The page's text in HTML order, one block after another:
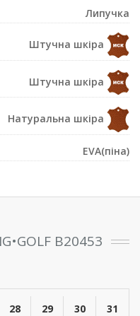
Липучка
Штучна шкіра
Штучна шкіра
Натуральна шкіра
EVA(піна)
B20453
28 29 30 31